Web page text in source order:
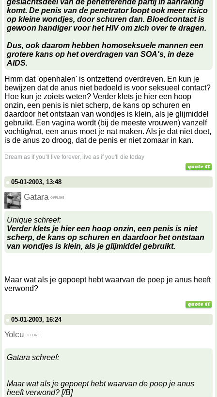
geslachtsdeel van de penetrerende partij in aanraking
komt. De penis van de penetrator loopt ook meer risico
op kleine wondjes, door schuren dan. Bloedcontact is
gewoon handiger voor het HIV om zich over te dragen.
Dus, ook daarom hebben homoseksuele mannen een
grotere kans op het overdragen van SOA's, in deze
AIDS.
Hmm dat 'openhalen' is ontzettend overdreven. En kun je
bewijzen dat de anus niet bedoeld is voor seksueel contact?
Hoe kun je zoiets weten? Verder klets je hier een hoop
onzin, een penis is niet scherp, de kans op schuren en
daardoor het ontstaan van wondjes is klein, als je glijmiddel
gebruikt. Een vagina wordt (bij de meeste vrouwen) vanzelf
vochtig/nat, een anus moet je nat maken. Als je dat niet doet,
is de anus zo droog, dat de penis er niet zomaar in kan.
Dream as if you'll live forever, live as if you'll die today
05-01-2003, 13:48
Gatara
Unique schreef:
Verder klets je hier een hoop onzin, een penis is niet
scherp, de kans op schuren en daardoor het ontstaan
van wondjes is klein, als je glijmiddel gebruikt.
Maar wat als je gepoept hebt waarvan de poep je anus heeft
verwond?
05-01-2003, 16:24
Yolcu
Gatara schreef:
Maar wat als je gepoept hebt waarvan de poep je anus
heeft verwond? [/B]